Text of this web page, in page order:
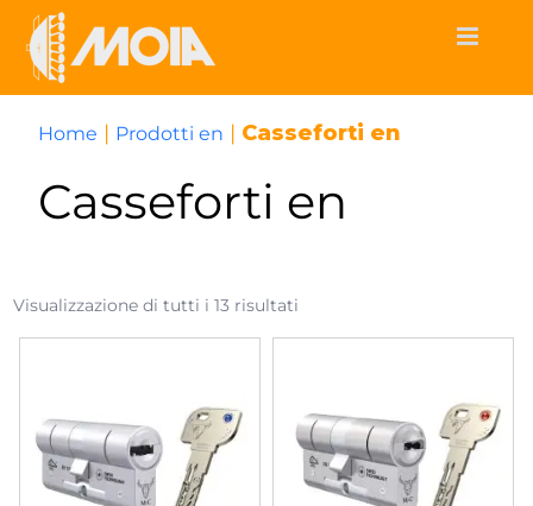
Skip
content
Home | Prodotti en | Casseforti en
Casseforti en
Visualizzazione di tutti i 13 risultati